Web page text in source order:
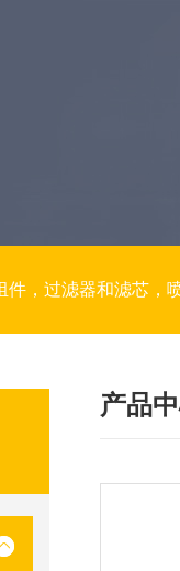
件，过滤器和滤芯，
产品